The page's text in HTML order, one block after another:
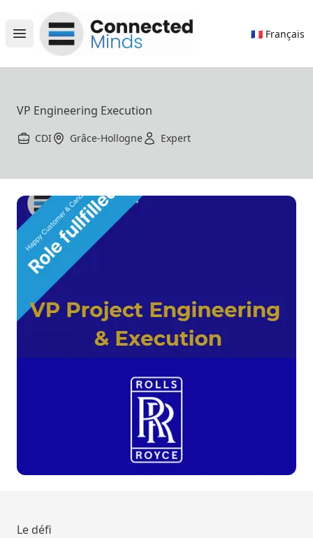
Open main menu
Connected Minds
🇫🇷 Français
VP Engineering Execution
CDI Grâce-Hollogne Expert
Le défi